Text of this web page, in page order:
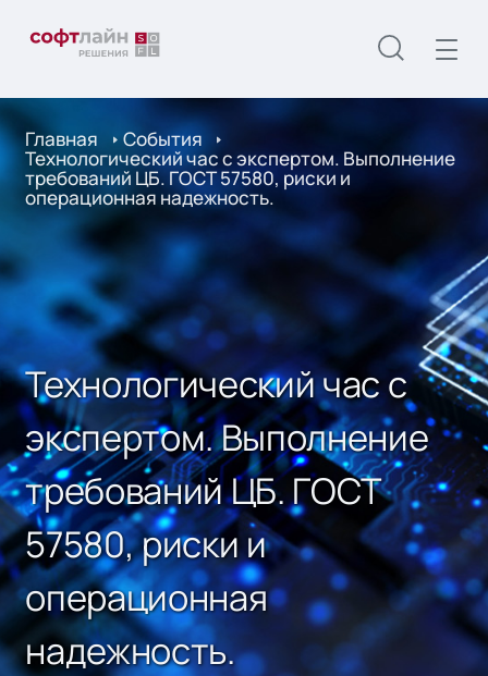
Главная События
Технологический час с экспертом. Выполнение
требований ЦБ. ГОСТ 57580, риски и
операционная надежность.
Технологический час с
экспертом. Выполнение
требований ЦБ. ГОСТ
57580, риски и
операционная
надежность.